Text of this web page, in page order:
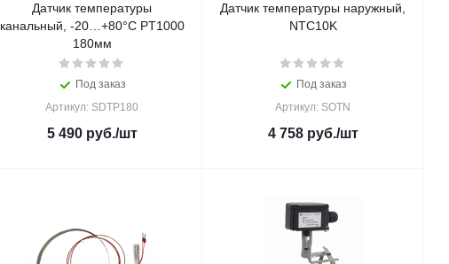
Датчик температуры
канальный, -20…+80°С PT1000
180мм
Под заказ
Артикул: SDTP180
5 490руб./шт
Датчик температуры наружный,
NTC10K
Под заказ
Артикул: SOTN
4 758руб./шт